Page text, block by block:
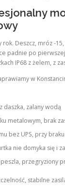
rok. Deszcz, mróz -
padnie po
IP68 z żelem, z
w
daszka, zalany wodą
metalowym, brak
bez UPS, przy
nie domyka się i
przegryziony
stabilne